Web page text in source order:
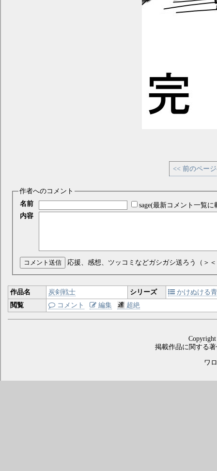
<< 前のペー
作者へのコメント
名前
sage(最新コメント一覧に
内容
コメント送信 応援、感想、ツッコミなどガシガシ送ろう（＞
作品名 炭剣戦士 シリーズ
かけぬける
閲覧
コメント 編集 超絶
掲載作品に関する
ワ